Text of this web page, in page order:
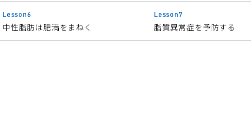
Lesson6
中性脂肪は肥満をまねく
Lesson7
脂質異常症を予防する